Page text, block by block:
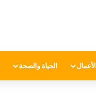
الحياة والصحة